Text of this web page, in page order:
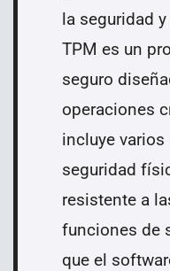
la seguridad
TPM es un
seguro
operaciones
incluye
seguridad
resistente a
funciones de
que el